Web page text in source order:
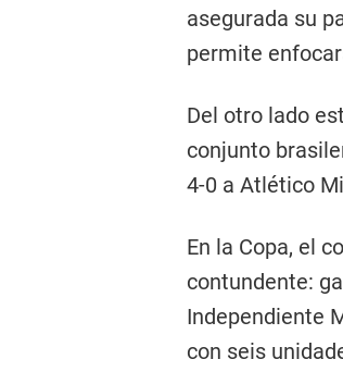
asegurada su
permite
Del otro lado
conjunto
4-0 a Atlético
En la Copa, el
contundente:
Independiente
con seis